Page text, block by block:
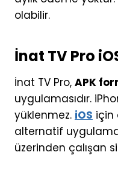
olabilir.
İnat TV Pro
İnat TV Pro, APK
uygulamasıdır.
yüklenmez. iOS için
alternatif
üzerinden çalışan